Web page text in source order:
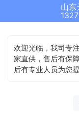
欢迎光临，我司专
家直供，售后有保
后有专业人员为您